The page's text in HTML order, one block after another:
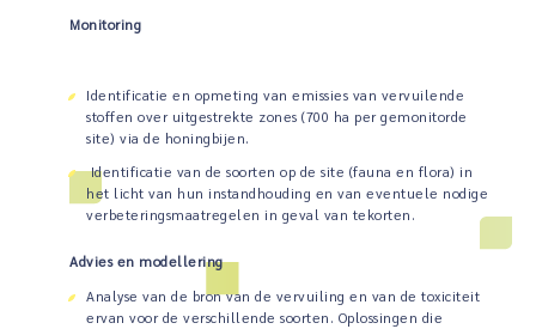
Monitoring
Identificatie en opmeting van emissies van vervuilende
stoffen over uitgestrekte zones (700 ha per gemonitorde
site) via de honingbijen.
Identificatie van de soorten op de site (fauna en flora) in
het licht van hun instandhouding en van eventuele nodige
verbeteringsmaatregelen in geval van tekorten.
Advies en modellering
Analyse van de bron van de vervuiling en van de toxiciteit
ervan voor de verschillende soorten. Oplossingen die